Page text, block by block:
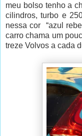
meu bolso tenho a
cilindros, turbo e
nessa cor “azul
carro chama um
treze Volvos a cada